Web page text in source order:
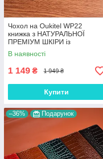
Чохол на Oukitel WP22
книжка з НАТУРАЛЬНОЇ
ПРЕМІУМ ШКІРИ із
підставкою протиударний
магнітний "DRAGON"
В наявності
1 149 ₴ 1 949 ₴
Купити
–36% Подарунок